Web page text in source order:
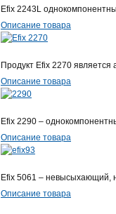
Efix 2243L
Описание товара
Продукт Efix 2270
Описание товара
Efix 2290 –
Описание товара
Efix 5061 – невысыхающий,
Описание товара